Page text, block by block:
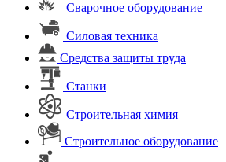
Сварочное оборудование
Силовая техника
Средства защиты труда
Станки
Строительная химия
Строительное оборудование